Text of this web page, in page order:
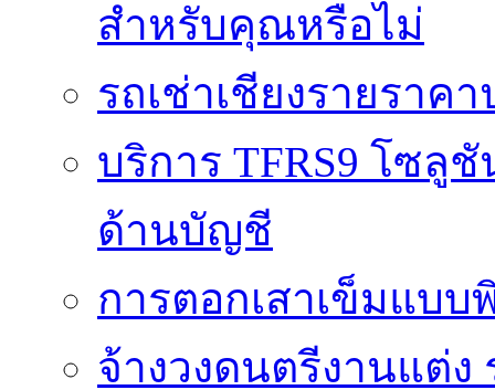
สำหรับคุณหรือไม่
รถเช่าเชียงรายราค
บริการ TFRS9 โซลู
ด้านบัญชี
การตอกเสาเข็มแบบ
จ้างวงดนตรีงานแต่ง